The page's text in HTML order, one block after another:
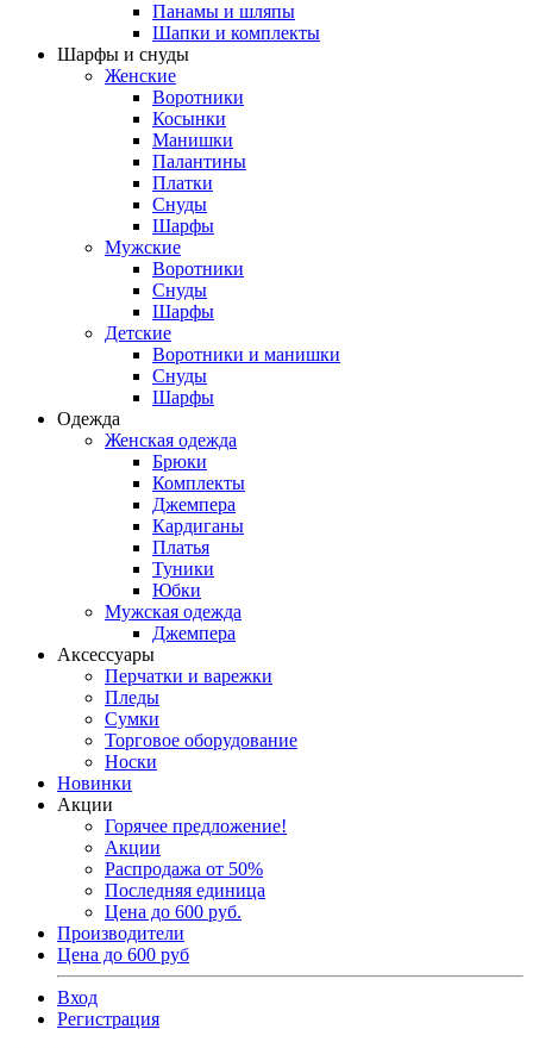
Панамы и шляпы
Шапки и комплекты
Шарфы и снуды
Женские
Воротники
Косынки
Манишки
Палантины
Платки
Снуды
Шарфы
Мужские
Воротники
Снуды
Шарфы
Детские
Воротники и манишки
Снуды
Шарфы
Одежда
Женская одежда
Брюки
Комплекты
Джемпера
Кардиганы
Платья
Туники
Юбки
Мужская одежда
Джемпера
Аксессуары
Перчатки и варежки
Пледы
Сумки
Торговое оборудование
Носки
Новинки
Акции
Горячее предложение!
Акции
Распродажа от 50%
Последняя единица
Цена до 600 руб.
Производители
Цена до 600 руб
Вход
Регистрация